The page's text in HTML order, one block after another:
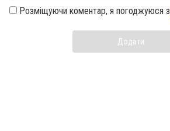
Розміщуючи коментар, я погоджуюся з
Додати